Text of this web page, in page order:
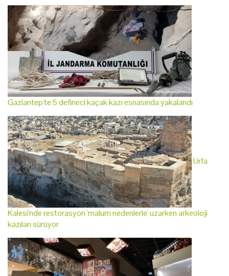
Gaziantep'te 5 defineci kaçak kazı esnasında yakalandı
Urfa
Kalesi'nde restorasyon 'malum nedenlerle' uzarken arkeoloji
kazıları sürüyor